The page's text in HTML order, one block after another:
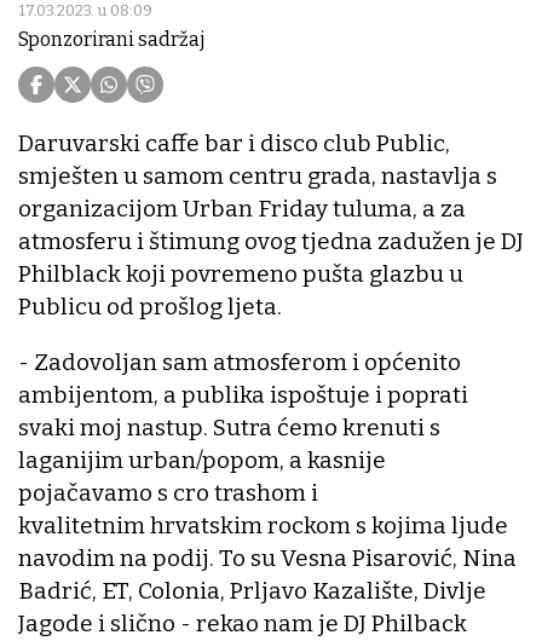
17.03.2023. u 08:09
Sponzorirani sadržaj
Daruvarski caffe bar i disco club Public,
smješten u samom centru grada, nastavlja s
organizacijom Urban Friday tuluma, a za
atmosferu i štimung ovog tjedna zadužen je DJ
Philblack koji povremeno pušta glazbu u
Publicu od prošlog ljeta.
- Zadovoljan sam atmosferom i općenito
ambijentom, a publika ispoštuje i poprati
svaki moj nastup. Sutra ćemo krenuti s
laganijim urban/popom, a kasnije
pojačavamo s cro trashom i
kvalitetnim hrvatskim rockom s kojima ljude
navodim na podij. To su Vesna Pisarović, Nina
Badrić, ET, Colonia, Prljavo Kazalište, Divlje
Jagode i slično - rekao nam je DJ Philback